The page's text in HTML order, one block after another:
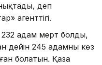
деп
агенттігі.
232 адам мерт болды,
дейін 245 адамның көз
болатын. Қаза